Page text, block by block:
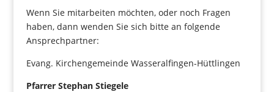
Wenn Sie mitarbeiten möchten, oder noch Fragen
haben, dann wenden Sie sich bitte an folgende
Ansprechpartner:
Evang. Kirchengemeinde Wasseralfingen-Hüttlingen
Pfarrer Stephan Stiegele